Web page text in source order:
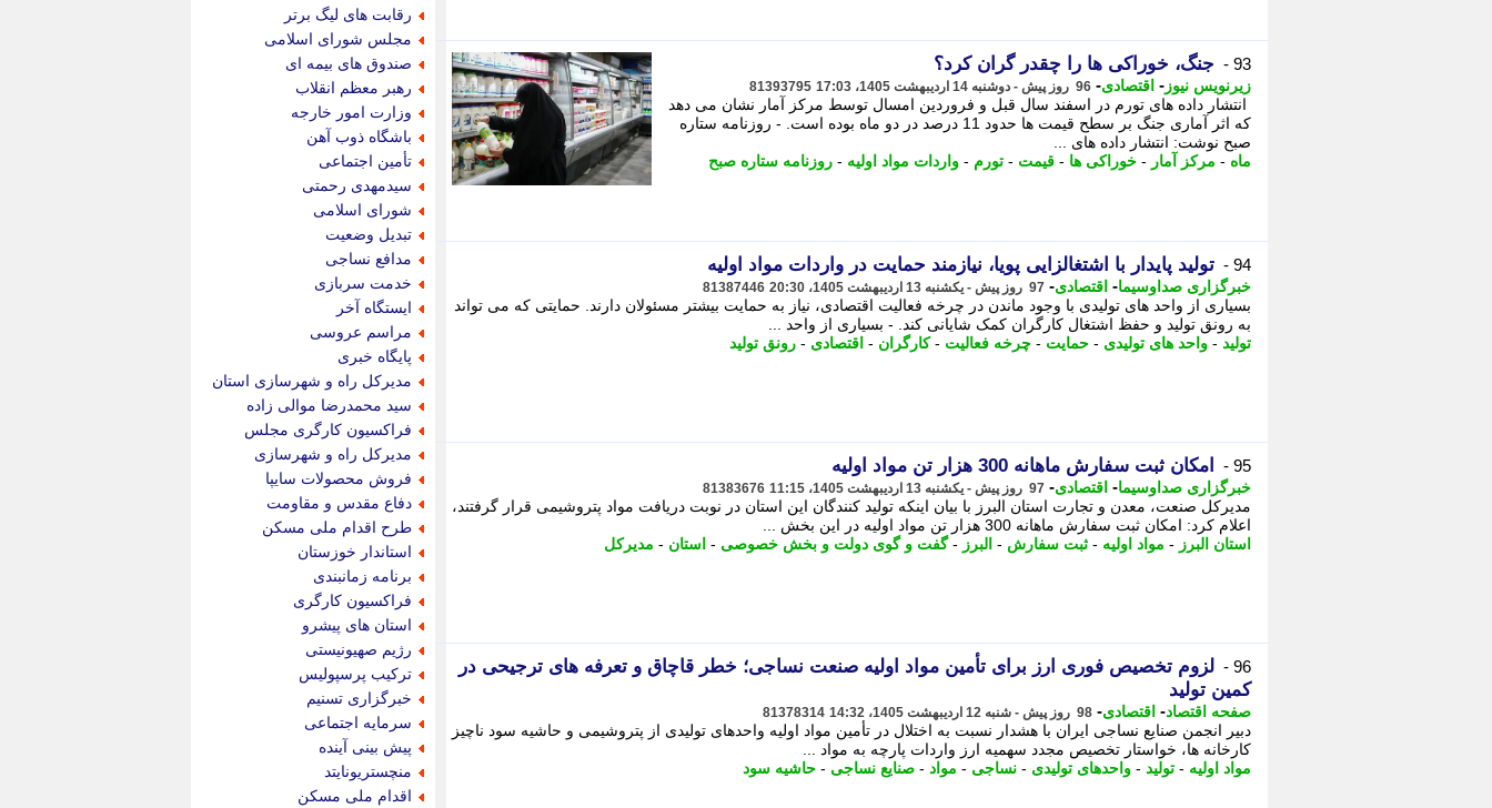
93 - جنگ، خوراکی ها را چقدر گران کرد؟
زیرنویس نیوز - اقتصادی- 96 روز پیش - دوشنبه 14 اردیبهشت 1405، 17:03 81393795
انتشار داده های تورم در اسفند سال قبل و فروردین امسال توسط مرکز آمار نشان می دهد
که اثر آماری جنگ بر سطح قیمت ها حدود 11 درصد در دو ماه بوده است. - روزنامه ستاره
صبح نوشت: انتشار داده های ...
ماه - مرکز آمار - خوراکی ها - قیمت - تورم - واردات مواد اولیه - روزنامه ستاره صبح
94 - تولید پایدار با اشتغالزایی پویا، نیازمند حمایت در واردات مواد اولیه
خبرگزاری صداوسیما- اقتصادی- 97 روز پیش - یکشنبه 13 اردیبهشت 1405، 20:30 81387446
بسیاری از واحد های تولیدی با وجود ماندن در چرخه فعالیت اقتصادی، نیاز به حمایت بیشتر مسئولان دارند. حمایتی که می تواند
به رونق تولید و حفظ اشتغال کارگران کمک شایانی کند. - بسیاری از واحد ...
تولید - واحد های تولیدی - حمایت - چرخه فعالیت -کارگران - اقتصادی - رونق تولید
95 - امکان ثبت سفارش ماهانه 300 هزار تن مواد اولیه
خبرگزاری صداوسیما- اقتصادی- 97 روز پیش - یکشنبه 13 اردیبهشت 1405، 11:15 81383676
مدیرکل صنعت، معدن و تجارت استان البرز با بیان اینکه تولید کنندگان این استان در نوبت دریافت مواد پتروشیمی قرار گرفتند،
اعلام کرد: امکان ثبت سفارش ماهانه 300 هزار تن مواد اولیه در این بخش ...
استان البرز - مواد اولیه - ثبت سفارش - البرز -گفت و گوی دولت و بخش خصوصی - استان - مدیرکل
96 -
لزوم تخصیص فوری ارز برای تأمین مواد اولیه صنعت نساجی؛ خطر قاچاق و تعرفه های ترجیحی در
کمین تولید
صفحه اقتصاد- اقتصادی- 98 روز پیش - شنبه 12 اردیبهشت 1405، 14:32 81378314
دبیر انجمن صنایع نساجی ایران با هشدار نسبت به اختلال در تأمین مواد اولیه واحدهای تولیدی از پتروشیمی و حاشیه سود ناچیز
کارخانه ها، خواستار تخصیص مجدد سهمیه ارز واردات پارچه به مواد ...
مواد اولیه - تولید - واحدهای تولیدی - نساجی - مواد - صنایع نساجی - حاشیه سود
رقابت های لیگ برتر
مجلس شورای اسلامی
صندوق های بیمه ای
رهبر معظم انقلاب
وزارت امور خارجه
باشگاه ذوب آهن
تأمین اجتماعی
سیدمهدی رحمتی
شورای اسلامی
تبدیل وضعیت
مدافع نساجی
خدمت سربازی
ایستگاه آخر
مراسم عروسی
پایگاه خبری
مدیرکل راه و شهرسازی استان
سید محمدرضا موالی زاده
فراکسیون کارگری مجلس
مدیرکل راه و شهرسازی
فروش محصولات سایپا
دفاع مقدس و مقاومت
طرح اقدام ملی مسکن
استاندار خوزستان
برنامه زمانبندی
فراکسیون کارگری
استان های پیشرو
رژیم صهیونیستی
ترکیب پرسپولیس
خبرگزاری تسنیم
سرمایه اجتماعی
پیش بینی آینده
منچستریونایتد
اقدام ملی مسکن